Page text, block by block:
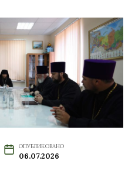
ОПУБЛИКОВАНО
06.07.2026